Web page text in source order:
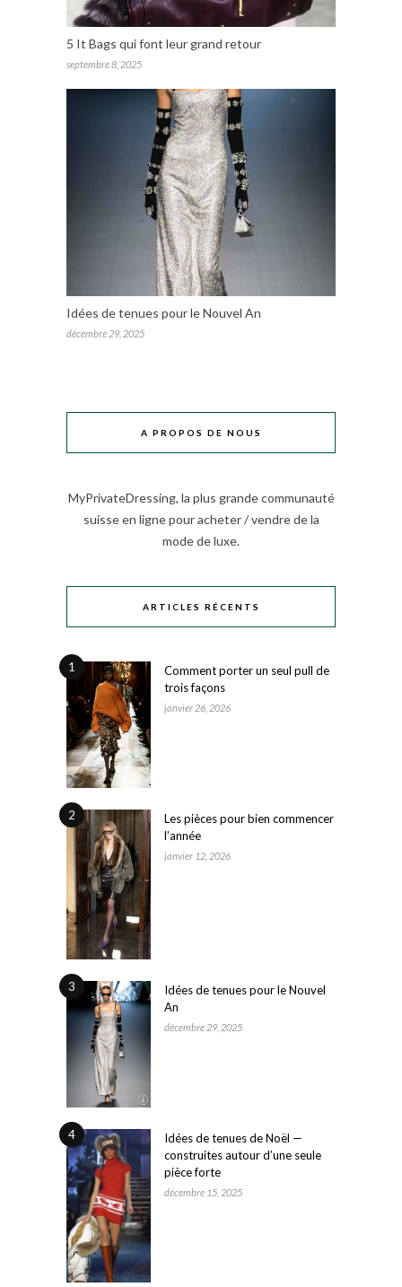
5 It Bags qui font leur grand retour
septembre 8, 2025
Idées de tenues pour le Nouvel An
décembre 29, 2025
A PROPOS DE NOUS
MyPrivateDressing, la plus grande communauté
suisse en ligne pour acheter / vendre de la
mode de luxe.
ARTICLES RÉCENTS
1
Comment porter un seul pull de
trois façons
janvier 26, 2026
2
Les pièces pour bien commencer
l’année
janvier 12, 2026
3
Idées de tenues pour le Nouvel
An
décembre 29, 2025
4
Idées de tenues de Noël —
construites autour d’une seule
pièce forte
décembre 15, 2025